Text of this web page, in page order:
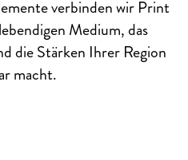
verbinden wir Print
Medium, das
die Stärken Ihrer Region
macht.